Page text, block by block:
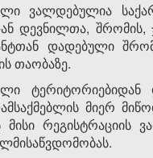
ვალდებულია
დევნილთა,
დადებული
თაობაზე.
მიერ
მისი